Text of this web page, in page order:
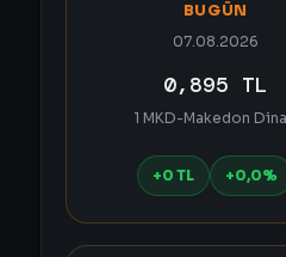
BUGÜN
07.08.2026
0,895 TL
1 MKD-Makedon
+0 TL +0,0%